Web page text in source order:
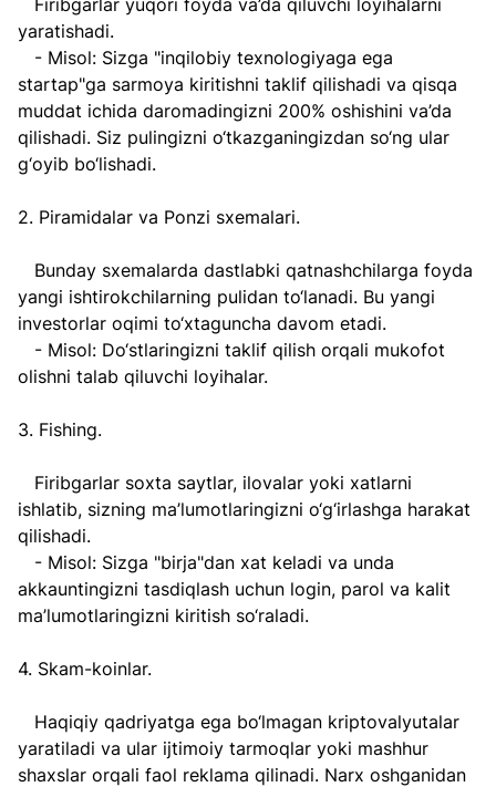
yaratishadi.
startap"ga sarmoya kiritishni taklif qilishadi va qisqa
muddat ichida daromadingizni 200% oshishini va’da
qilishadi. Siz pulingizni o‘tkazganingizdan so‘ng ular
g‘oyib bo‘lishadi.
2. Piramidalar va Ponzi sxemalari.
yangi ishtirokchilarning pulidan to‘lanadi. Bu yangi
investorlar oqimi to‘xtaguncha davom etadi.
olishni talab qiluvchi loyihalar.
3. Fishing.
ishlatib, sizning ma’lumotlaringizni o‘g‘irlashga harakat
qilishadi.
akkauntingizni tasdiqlash uchun login, parol va kalit
ma’lumotlaringizni kiritish so‘raladi.
4. Skam-koinlar.
yaratiladi va ular ijtimoiy tarmoqlar yoki mashhur
shaxslar orqali faol reklama qilinadi. Narx oshganidan